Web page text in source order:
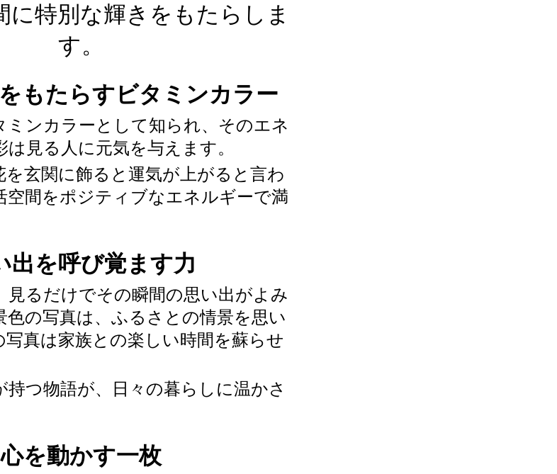
に特別な輝きをもたらしま
す。
もたらすビタミンカラー
ミンカラーとして知られ、そのエネ
見る人に元気を与えます。
を玄関に飾ると運気が上がると言わ
空間をポジティブなエネルギーで満
出を呼び覚ます力
見るだけでその瞬間の思い出がよみ
色の写真は、ふるさとの情景を思い
写真は家族との楽しい時間を蘇らせ
持つ物語が、日々の暮らしに温かさ
心を動かす一枚